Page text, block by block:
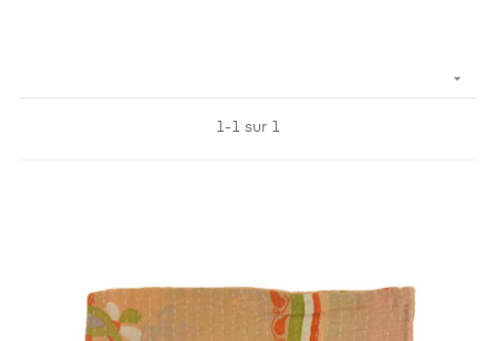

1-1 sur 1